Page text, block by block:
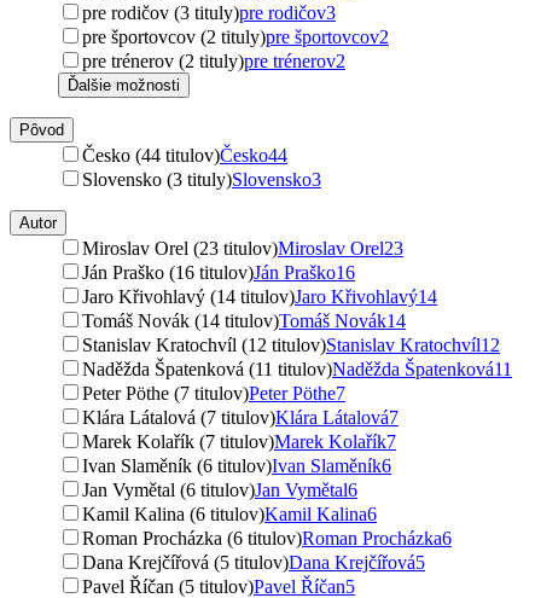
pre rodičov (3 tituly)pre rodičov3
pre športovcov (2 tituly)pre športovcov2
pre trénerov (2 tituly)pre trénerov2
Ďalšie možnosti
Pôvod
Česko (44 titulov)Česko44
Slovensko (3 tituly)Slovensko3
Autor
Miroslav Orel (23 titulov)Miroslav Orel23
Ján Praško (16 titulov)Ján Praško16
Jaro Křivohlavý (14 titulov)Jaro Křivohlavý14
Tomáš Novák (14 titulov)Tomáš Novák14
Stanislav Kratochvíl (12 titulov)Stanislav Kratochvíl12
Naděžda Špatenková (11 titulov)Naděžda Špatenková11
Peter Pöthe (7 titulov)Peter Pöthe7
Klára Látalová (7 titulov)Klára Látalová7
Marek Kolařík (7 titulov)Marek Kolařík7
Ivan Slaměník (6 titulov)Ivan Slaměník6
Jan Vymětal (6 titulov)Jan Vymětal6
Kamil Kalina (6 titulov)Kamil Kalina6
Roman Procházka (6 titulov)Roman Procházka6
Dana Krejčířová (5 titulov)Dana Krejčířová5
Pavel Říčan (5 titulov)Pavel Říčan5